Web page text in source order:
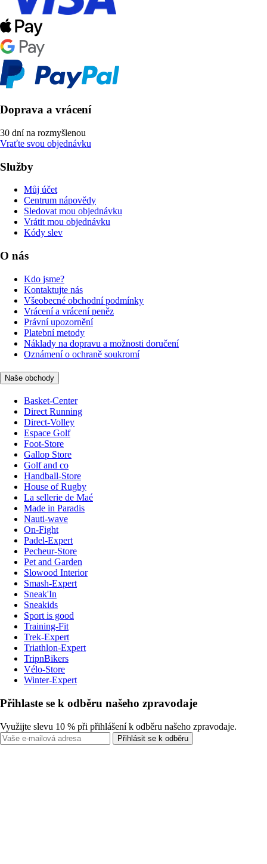
Doprava a vrácení
30 dní na rozmyšlenou
Vraťte svou objednávku
Služby
Můj účet
Centrum nápovědy
Sledovat mou objednávku
Vrátit mou objednávku
Kódy slev
O nás
Kdo jsme?
Kontaktujte nás
Všeobecné obchodní podmínky
Vrácení a vrácení peněz
Právní upozornění
Platební metody
Náklady na dopravu a možnosti doručení
Oznámení o ochraně soukromí
Naše obchody
Basket-Center
Direct Running
Direct-Volley
Espace Golf
Foot-Store
Gallop Store
Golf and co
Handball-Store
House of Rugby
La sellerie de Maé
Made in Paradis
Nauti-wave
On-Fight
Padel-Expert
Pecheur-Store
Pet and Garden
Slowood Interior
Smash-Expert
Sneak'In
Sneakids
Sport is good
Training-Fit
Trek-Expert
Triathlon-Expert
TripnBikers
Vélo-Store
Winter-Expert
Přihlaste se k odběru našeho zpravodaje
Využijte slevu 10 % při přihlášení k odběru našeho zpravodaje.
Přihlásit se k odběru